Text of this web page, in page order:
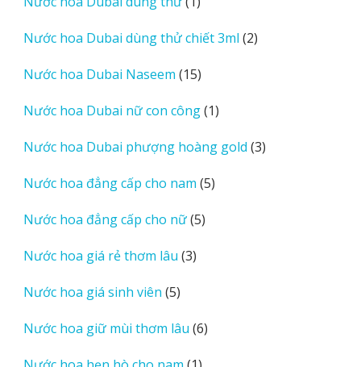
phẩm
Nước hoa Dubai dùng thử chiết 3ml 22
Nước hoa Dubai Naseem 1515
phẩm
Nước hoa Dubai nữ con công 11
phẩm
Nước hoa Dubai phượng hoàng gold 33
Nước hoa đẳng cấp cho nam 55
Nước hoa đẳng cấp cho nữ 55
Nước hoa giá rẻ thơm lâu 33
Nước hoa giá sinh viên 55
phẩm
Nước hoa giữ mùi thơm lâu 66